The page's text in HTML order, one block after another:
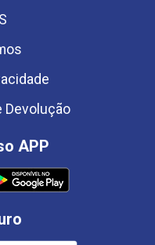
Devolução
APP